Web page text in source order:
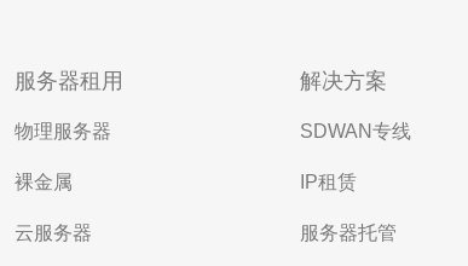
服务器租用
物理服务器
裸金属
云服务器
解决方案
SDWAN专线
IP租赁
服务器托管